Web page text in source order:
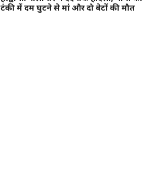
टंकी में दम घुटने से मां और दो बेटों की मौत